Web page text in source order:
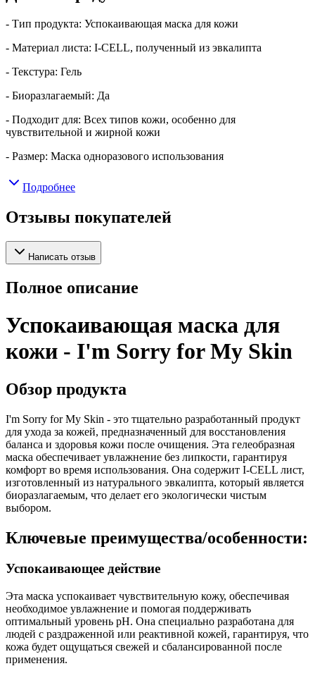
- Тип продукта: Успокаивающая маска для кожи
- Материал листа: I-CELL, полученный из эвкалипта
- Текстура: Гель
- Биоразлагаемый: Да
- Подходит для: Всех типов кожи, особенно для
чувствительной и жирной кожи
- Размер: Маска одноразового использования
Подробнее
Отзывы покупателей
Написать отзыв
Полное описание
Успокаивающая маска для
кожи - I'm Sorry for My Skin
Обзор продукта
I'm Sorry for My Skin - это тщательно разработанный продукт
для ухода за кожей, предназначенный для восстановления
баланса и здоровья кожи после очищения. Эта гелеобразная
маска обеспечивает увлажнение без липкости, гарантируя
комфорт во время использования. Она содержит I-CELL лист,
изготовленный из натурального эвкалипта, который является
биоразлагаемым, что делает его экологически чистым
выбором.
Ключевые преимущества/особенности:
Успокаивающее действие
Эта маска успокаивает чувствительную кожу, обеспечивая
необходимое увлажнение и помогая поддерживать
оптимальный уровень pH. Она специально разработана для
людей с раздраженной или реактивной кожей, гарантируя, что
кожа будет ощущаться свежей и сбалансированной после
применения.